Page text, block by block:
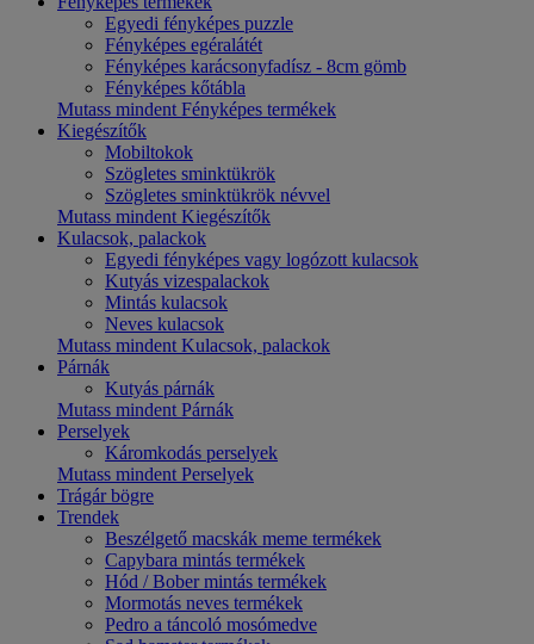
Egyedi fényképes puzzle
Fényképes egéralátét
Fényképes karácsonyfadísz - 8cm gömb
Fényképes kőtábla
Mutass mindent Fényképes termékek
Kiegészítők
Mobiltokok
Szögletes sminktükrök
Szögletes sminktükrök névvel
Mutass mindent Kiegészítők
Kulacsok, palackok
Egyedi fényképes vagy logózott kulacsok
Kutyás vizespalackok
Mintás kulacsok
Neves kulacsok
Mutass mindent Kulacsok, palackok
Párnák
Kutyás párnák
Mutass mindent Párnák
Perselyek
Káromkodás perselyek
Mutass mindent Perselyek
Trágár bögre
Trendek
Beszélgető macskák meme termékek
Capybara mintás termékek
Hód / Bober mintás termékek
Mormotás neves termékek
Pedro a táncoló mosómedve